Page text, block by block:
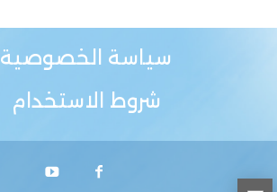
سياسة الخصوصية
شروط الاستخدام